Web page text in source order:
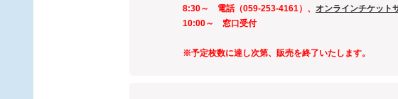
8:30～ 電話（059-253-4161）、 オンラインチケット
10:00～ 窓口受付
※予定枚数に達し次第、販売を終了いたします。